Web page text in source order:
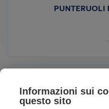
PUNTERUOLI
Informazioni sui
questo sito